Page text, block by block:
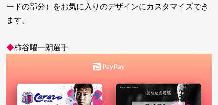
ードの部分）をお気に入りのデザインにカスタマイズでき
ます。
◆柿谷曜一朗選手